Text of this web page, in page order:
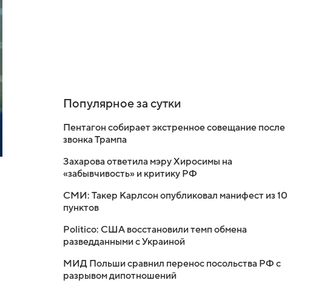
Популярное за сутки
Пентагон собирает экстренное совещание после
звонка Трампа
Захарова ответила мэру Хиросимы на
«забывчивость» и критику РФ
СМИ: Такер Карлсон опубликовал манифест из 10
пунктов
Politico: США восстановили темп обмена
разведданными с Украиной
МИД Польши сравнил перенос посольства РФ с
разрывом дипотношений